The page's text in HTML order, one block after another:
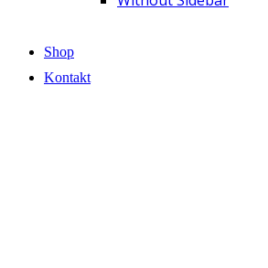
Shop
Kontakt